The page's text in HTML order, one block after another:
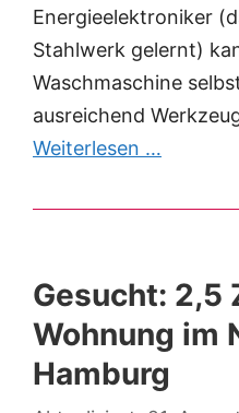
Energieelektroniker
Stahlwerk gelernt)
Waschmaschine
ausreichend
Weiterlesen …
Gesucht: 2,5
Wohnung im
Hamburg